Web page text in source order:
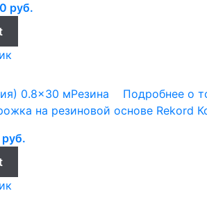
руб.
0.8x30 мРезина
Подробнее о
на резиновой основе Rekord
руб.